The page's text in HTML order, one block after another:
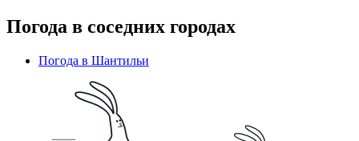
Погода в соседних городах
Погода в Шантильи